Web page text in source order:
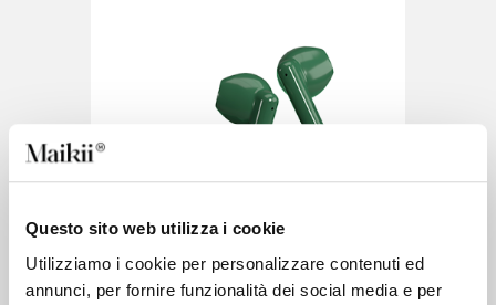
Questo sito web utilizza i cookie
Utilizziamo i cookie per personalizzare contenuti ed
annunci, per fornire funzionalità dei social media e per